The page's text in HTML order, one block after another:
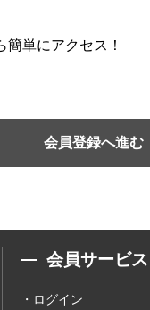
単にアクセス！
会員登録へ進む
会員サービス
ログイン